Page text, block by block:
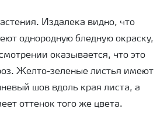
Издалека видно, что
однородную бледную окраску,
оказывается, что это
Желто-зеленые листья имеют
шов вдоль края листа, а
оттенок того же цвета.